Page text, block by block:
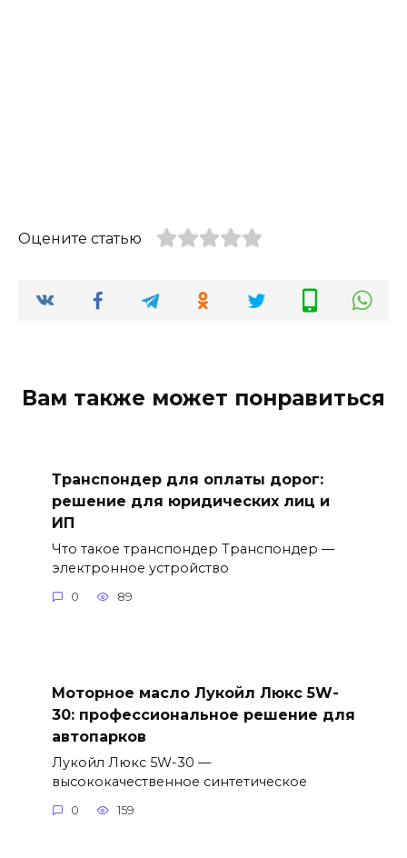
Оцените статью
Вам также может понравиться
Транспондер для оплаты дорог:
решение для юридических лиц и
ИП
Что такое транспондер Транспондер —
электронное устройство
0 89
Моторное масло Лукойл Люкс 5W-
30: профессиональное решение для
автопарков
Лукойл Люкс 5W-30 —
высококачественное синтетическое
0 159